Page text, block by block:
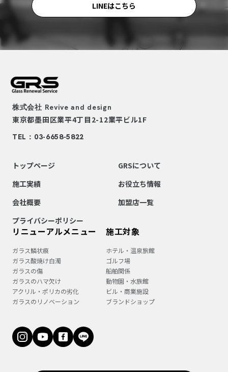
LINEはこちら
株式会社 Revive and design
東京都墨田区業平4丁目2-12業平ビル1F
TEL：03-6658-5822
トップページ
GRSについて
施工実績
お役立ち情報
会社概要
加盟店一覧
プライバシーポリシー
リニューアルメニュー
ガラス鱗状痕
ガラス酸焼け白濁
ガラスの傷
ガラスのハマ欠け
アクリル・ポリカの劣化
ガラスのリノベーション
施工対象
ホテル・温泉旅館
ゴルフ場
船舶関係
動物園・水族館
ビル・商業施設
ブランドショップ